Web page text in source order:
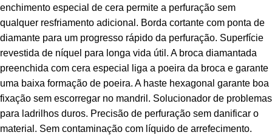
enchimento especial de cera permite a perfuração sem
qualquer resfriamento adicional. Borda cortante com ponta de
diamante para um progresso rápido da perfuração. Superfície
revestida de níquel para longa vida útil. A broca diamantada
preenchida com cera especial liga a poeira da broca e garante
uma baixa formação de poeira. A haste hexagonal garante boa
fixação sem escorregar no mandril. Solucionador de problemas
para ladrilhos duros. Precisão de perfuração sem danificar o
material. Sem contaminação com líquido de arrefecimento.